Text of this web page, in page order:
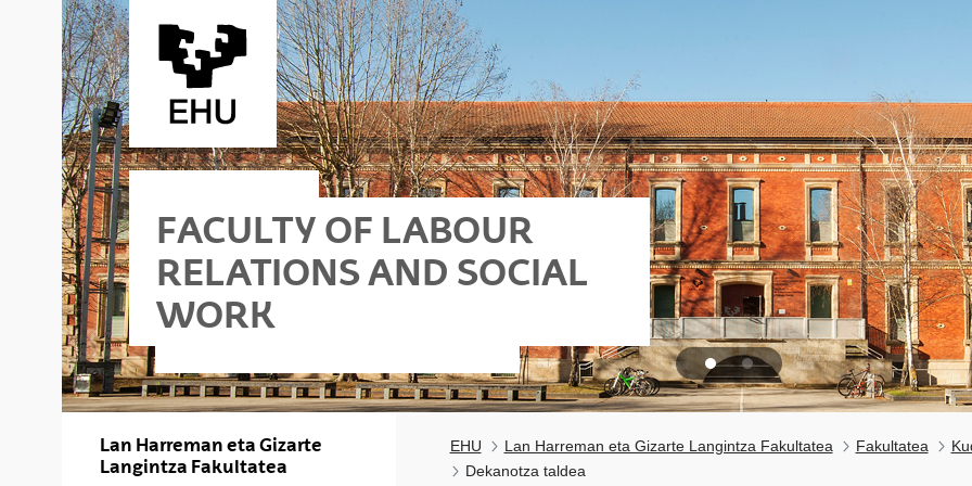
Skip to Main Content
Work - Vitoria-Gasteiz
FACULTY OF LABOUR
RELATIONS AND SOCIAL
WORK
Lan Harreman eta Gizarte
Langintza Fakultatea
EHU Lan Harreman eta Gizarte Langintza Fakultatea Fakultatea
Dekanotza taldea